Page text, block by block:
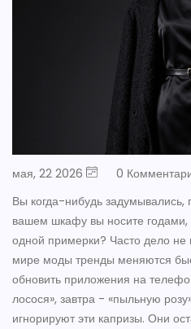
мая, 22 2026 0
Вы когда-нибудь
вашем шкафу вы носите годами,
одной примерки? Часто дело не
мире моды тренды меняются
обновить приложения на
лосося», завтра - «пыльную
игнорируют эти капризы. Они